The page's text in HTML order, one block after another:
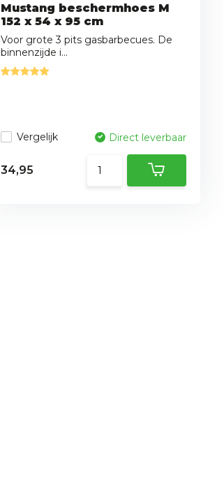
Mustang beschermhoes M
152 x 54 x 95 cm
Voor grote 3 pits gasbarbecues. De
binnenzijde i...
Vergelijk Direct leverbaar
34,95